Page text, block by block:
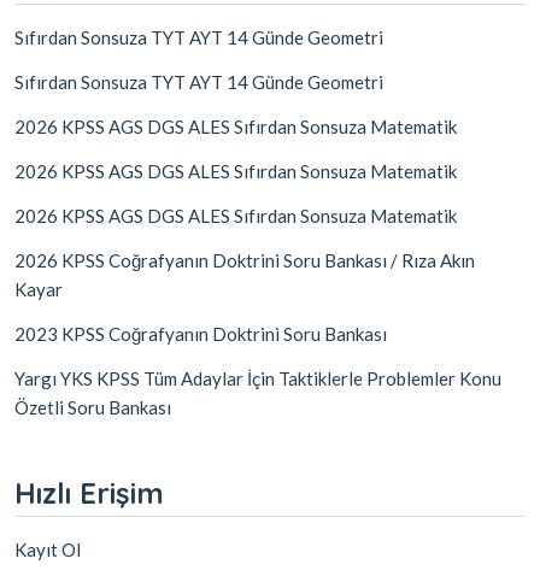
Sıfırdan Sonsuza TYT AYT 14 Günde Geometri
Sıfırdan Sonsuza TYT AYT 14 Günde Geometri
2026 KPSS AGS DGS ALES Sıfırdan Sonsuza Matematik
2026 KPSS AGS DGS ALES Sıfırdan Sonsuza Matematik
2026 KPSS AGS DGS ALES Sıfırdan Sonsuza Matematik
2026 KPSS Coğrafyanın Doktrini Soru Bankası / Rıza Akın
Kayar
2023 KPSS Coğrafyanın Doktrini Soru Bankası
Yargı YKS KPSS Tüm Adaylar İçin Taktiklerle Problemler Konu
Özetli Soru Bankası
Hızlı Erişim
Kayıt Ol